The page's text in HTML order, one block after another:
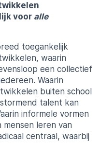
voor alle
toegankelijk
waarin
een collectief
Waarin
buiten school
talent kan
informele vormen
leren van
centraal, waarbij